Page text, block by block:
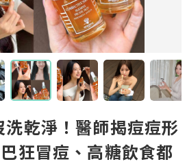
洗乾淨！醫師揭痘痘形
狂冒痘、高糖飲食都